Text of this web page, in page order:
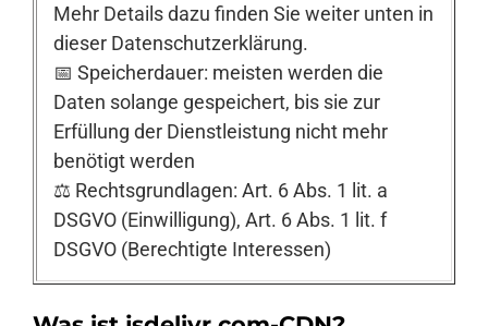
Mehr Details dazu finden Sie weiter unten in
dieser Datenschutzerklärung.
📅 Speicherdauer: meisten werden die
Daten solange gespeichert, bis sie zur
Erfüllung der Dienstleistung nicht mehr
benötigt werden
⚖️ Rechtsgrundlagen: Art. 6 Abs. 1 lit. a
DSGVO (Einwilligung), Art. 6 Abs. 1 lit. f
DSGVO (Berechtigte Interessen)